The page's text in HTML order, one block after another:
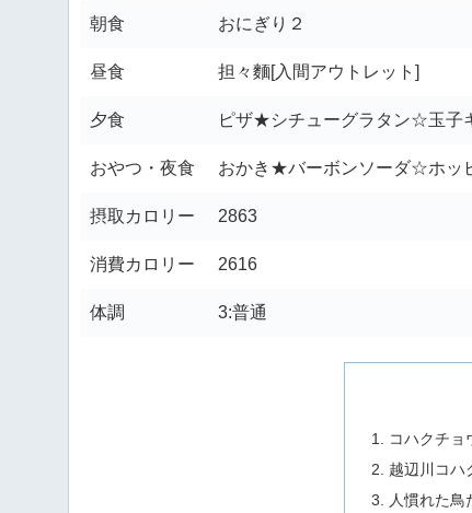
朝食 おにぎり２
昼食 担々麵[入間アウトレット]
夕食 ピザ★シチューグラタン☆玉子
おやつ・夜食 おかき★バーボンソーダ☆ホッ
摂取カロリー 2863
消費カロリー 2616
体調 3:普通
コハクチョ
越辺川コハ
人慣れた鳥